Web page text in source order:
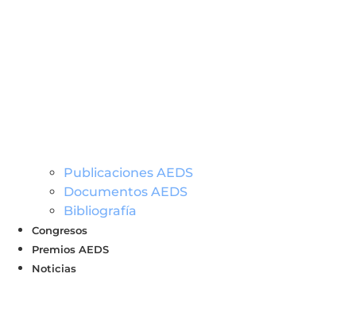
Publicaciones AEDS
Documentos AEDS
Bibliografía
Congresos
Premios AEDS
Noticias